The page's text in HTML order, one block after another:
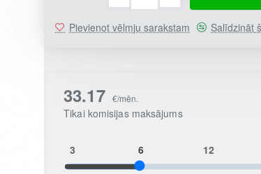
Pievienot vēlmju sarakstam Salīdzināt